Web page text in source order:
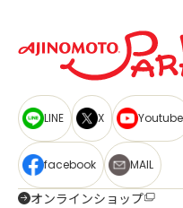
LINE X Youtube
facebook MAIL
オンラインショップ